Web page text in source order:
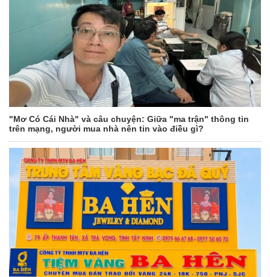
"Mơ Có Cái Nhà" và câu chuyện: Giữa "ma trận" thông tin
trên mạng, người mua nhà nên tin vào điều gì?